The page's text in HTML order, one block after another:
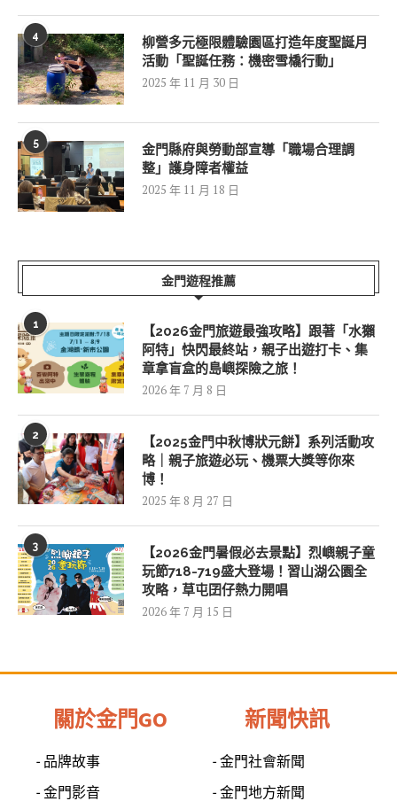
4
柳營多元極限體驗園區打造年度聖誕月
活動「聖誕任務：機密雪橇行動」
2025 年 11 月 30 日
5
金門縣府與勞動部宣導「職場合理調
整」護身障者權益
2025 年 11 月 18 日
金門遊程推薦
1
【2026金門旅遊最強攻略】跟著「水獺
阿特」快閃最終站，親子出遊打卡、集
章拿盲盒的島嶼探險之旅！
2026 年 7 月 8 日
2
【2025金門中秋博狀元餅】系列活動攻
略｜親子旅遊必玩、機票大獎等你來
博！
2025 年 8 月 27 日
3
【2026金門暑假必去景點】烈嶼親子童
玩節718-719盛大登場！習山湖公園全
攻略，草屯囝仔熱力開唱
2026 年 7 月 15 日
關於金門GO
- 品牌故事
- 金門影音
新聞快訊
- 金門社會新聞
- 金門地方新聞